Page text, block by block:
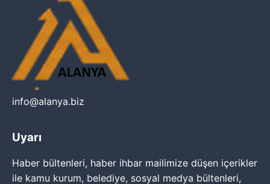
info@alanya.biz
Uyarı
Haber bültenleri, haber ihbar mailimize düşen içerikler
ile kamu kurum, belediye, sosyal medya bültenleri,